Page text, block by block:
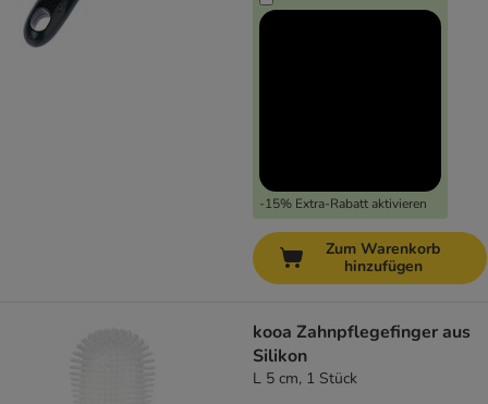
-15% Extra-Rabatt aktivieren
Zum Warenkorb
hinzufügen
kooa Zahnpflegefinger aus
Silikon
L 5 cm, 1 Stück